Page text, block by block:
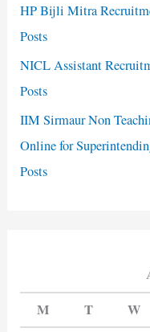
HP Bijli Mitra
Posts
NICL Assistant
Posts
IIM Sirmaur Non
Online for
Posts
M T W